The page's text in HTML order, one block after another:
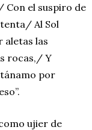
Con el suspiro de
Al Sol
aletas las
rocas,/ Y
por
ujier de